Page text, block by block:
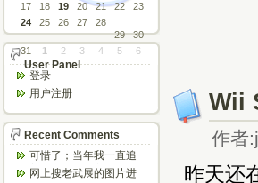
Wii
作者
昨天还
17
18 19 20 21 22
23
24
25 26 27
28
29
30
31
1 2 3 4 5 6
User Panel
登录
用户注册
Recent Comments
可惜了；当年我一直追
着这个，看博主夫妇一
网上搜老武展的图片进